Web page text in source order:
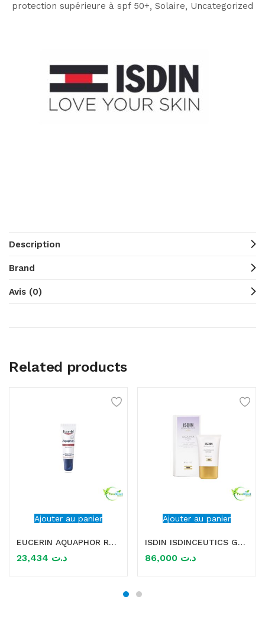
protection supérieure à spf 50+ Solaire Uncategorized
Description
Brand
Avis (0)
Related products
Ajouter au panier
EUCERIN AQUAPHOR REPARATEUR LEVRES SOS 10ML
د.ت
Ajouter au panier
ISDIN ISDINCEUTICS GLYCOISDIN 25 INTENSE GEL 50ML
د.ت